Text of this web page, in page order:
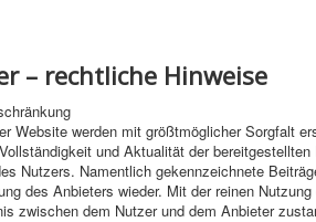
– rechtliche Hinweise
Website werden mit größtmöglicher Sorgfalt
und Aktualität der
Nutzers. Namentlich gekennzeichnete
des Anbieters wieder. Mit der reinen
zwischen dem Nutzer und dem Anbieter